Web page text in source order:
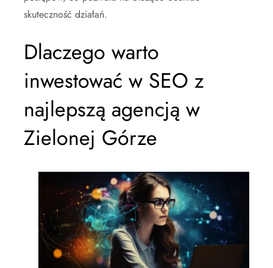
skuteczność działań.
Dlaczego warto
inwestować w SEO z
najlepszą agencją w
Zielonej Górze